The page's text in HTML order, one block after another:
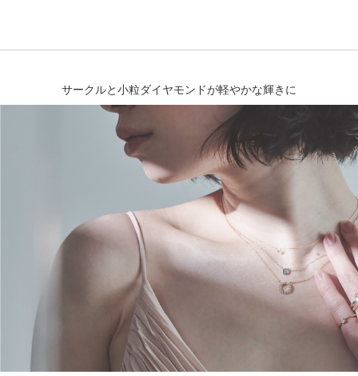
サークルと小粒ダイヤモンドが軽やかな輝きに